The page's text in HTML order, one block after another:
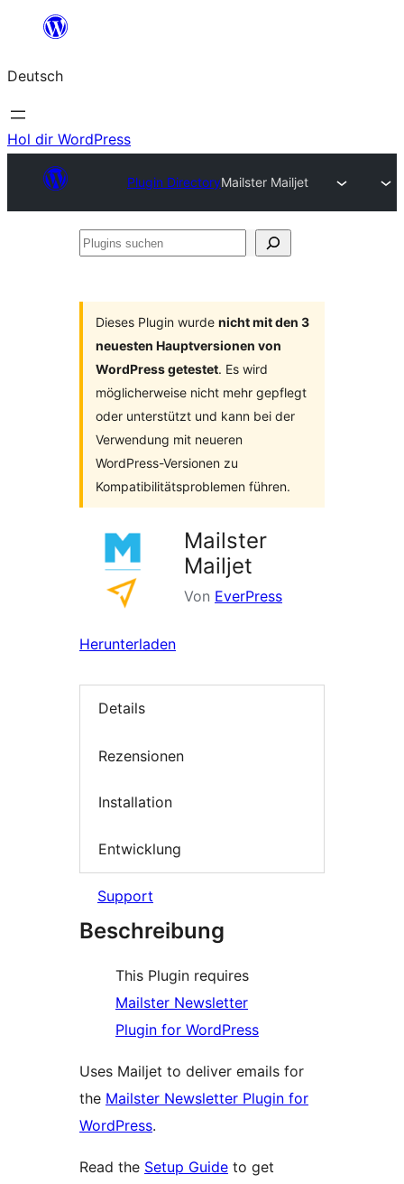
springen
Deutsch
Hol dir WordPress
Plugin DirectoryMailster Mailjet
Plugins
Dieses Plugin wurde nicht mit den 3
neuesten Hauptversionen von
WordPress getestet. Es wird
möglicherweise nicht mehr gepflegt
oder unterstützt und kann bei der
Verwendung mit neueren
WordPress-Versionen zu
Kompatibilitätsproblemen führen.
Mailster
Mailjet
Von EverPress
Herunterladen
Details
Rezensionen
Installation
Entwicklung
Support
Beschreibung
This Plugin requires
Mailster Newsletter
Plugin for WordPress
Uses Mailjet to deliver emails for
the Mailster Newsletter Plugin for
WordPress.
Read the Setup Guide to get